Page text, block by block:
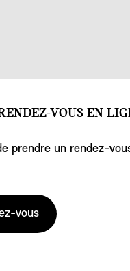
VOUS EN
prendre un rendez-
vous